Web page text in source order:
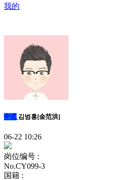
我的
中式 김범홍[金范洪]
06-22 10:26
岗位编号 :
No.CY099-3
国籍 :